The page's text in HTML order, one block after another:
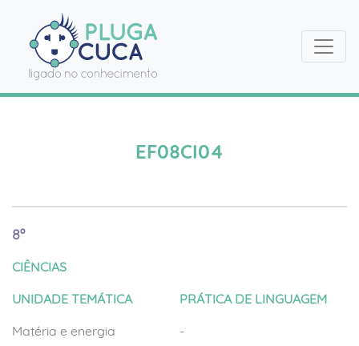
EF08CI04
8º
CIÊNCIAS
UNIDADE TEMÁTICA
Matéria e energia
PRÁTICA DE LINGUAGEM
-